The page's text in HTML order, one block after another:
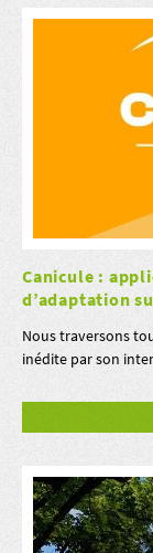
Canicule :
d’adaptation
Nous traversons
inédite par son